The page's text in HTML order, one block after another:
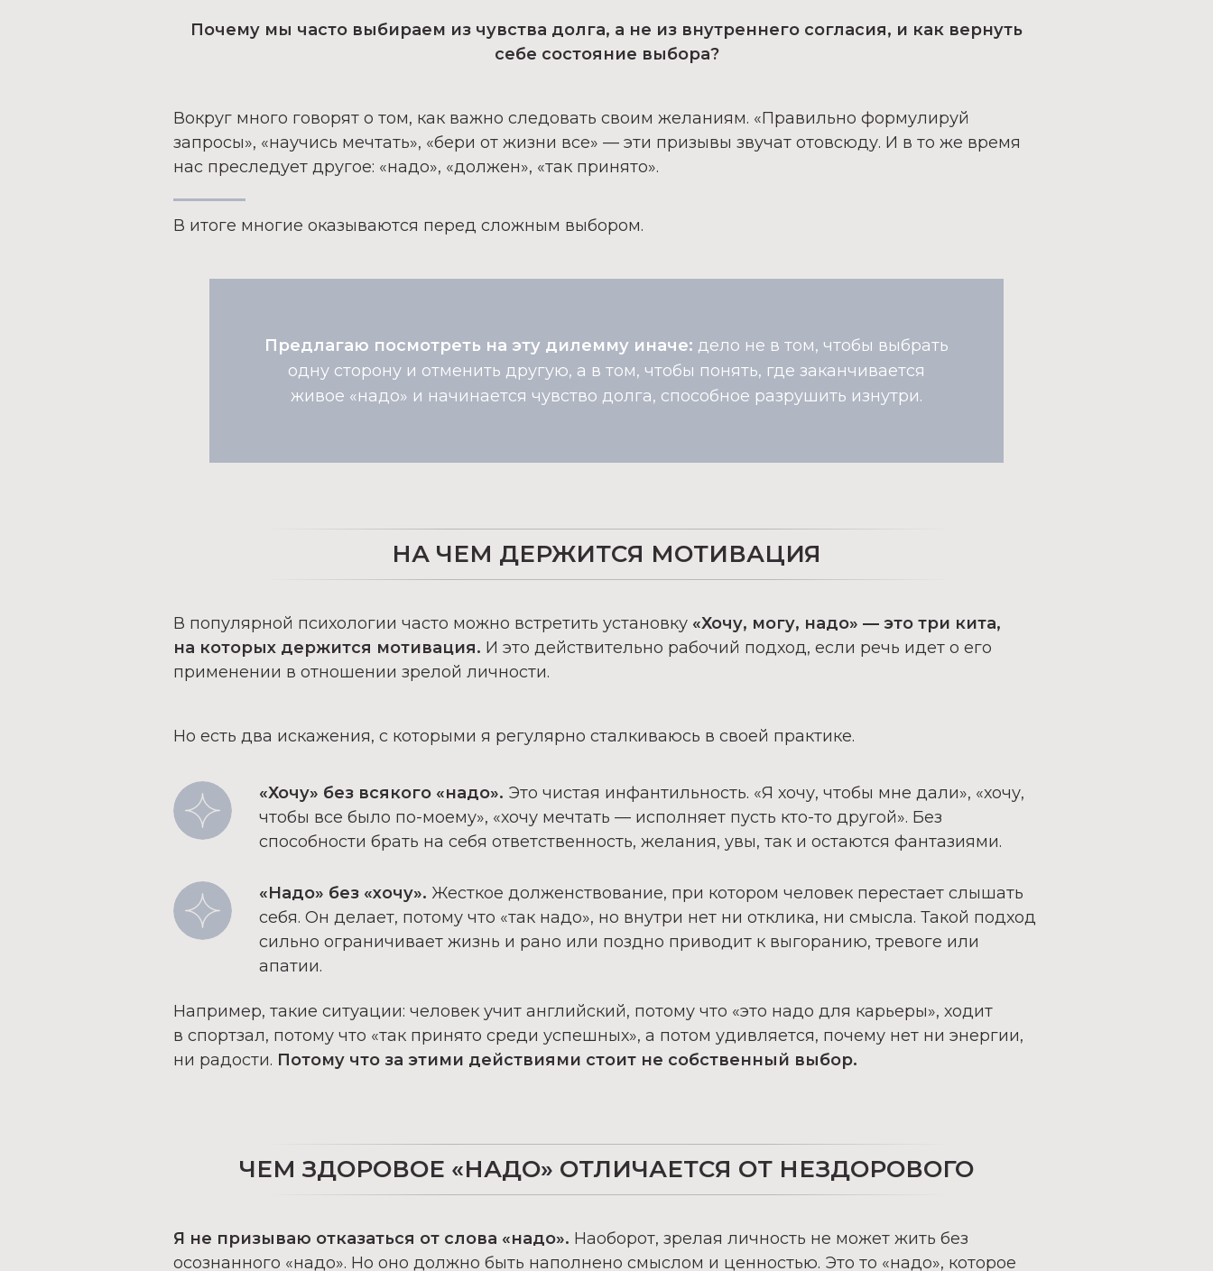
Почему мы часто выбираем из чувства долга, а не из внутреннего согласия, и как вернуть
себе состояние выбора?
Вокруг много говорят о том, как важно следовать своим желаниям. «Правильно формулируй
запросы», «научись мечтать», «бери от жизни все» — эти призывы звучат отовсюду. И в то же время
нас преследует другое: «надо», «должен», «так принято».
В итоге многие оказываются перед сложным выбором.
Предлагаю посмотреть на эту дилемму иначе: дело не в том, чтобы выбрать
одну сторону и отменить другую, а в том, чтобы понять, где заканчивается
живое «надо» и начинается чувство долга, способное разрушить изнутри.
НА ЧЕМ ДЕРЖИТСЯ МОТИВАЦИЯ
В популярной психологии часто можно встретить установку «Хочу, могу, надо» — это три кита,
на которых держится мотивация. И это действительно рабочий подход, если речь идет о его
применении в отношении зрелой личности.
Но есть два искажения, с которыми я регулярно сталкиваюсь в своей практике.
«Хочу» без всякого «надо». Это чистая инфантильность. «Я хочу, чтобы мне дали», «хочу,
чтобы все было по-моему», «хочу мечтать — исполняет пусть кто-то другой». Без
способности брать на себя ответственность, желания, увы, так и остаются фантазиями.
«Надо» без «хочу». Жесткое долженствование, при котором человек перестает слышать
себя. Он делает, потому что «так надо», но внутри нет ни отклика, ни смысла. Такой подход
сильно ограничивает жизнь и рано или поздно приводит к выгоранию, тревоге или
апатии.
Например, такие ситуации: человек учит английский, потому что «это надо для карьеры», ходит
в спортзал, потому что «так принято среди успешных», а потом удивляется, почему нет ни энергии,
ни радости. Потому что за этими действиями стоит не собственный выбор.
ЧЕМ ЗДОРОВОЕ «НАДО» ОТЛИЧАЕТСЯ ОТ НЕЗДОРОВОГО
Я не призываю отказаться от слова «надо». Наоборот, зрелая личность не может жить без
осознанного «надо». Но оно должно быть наполнено смыслом и ценностью. Это то «надо», которое